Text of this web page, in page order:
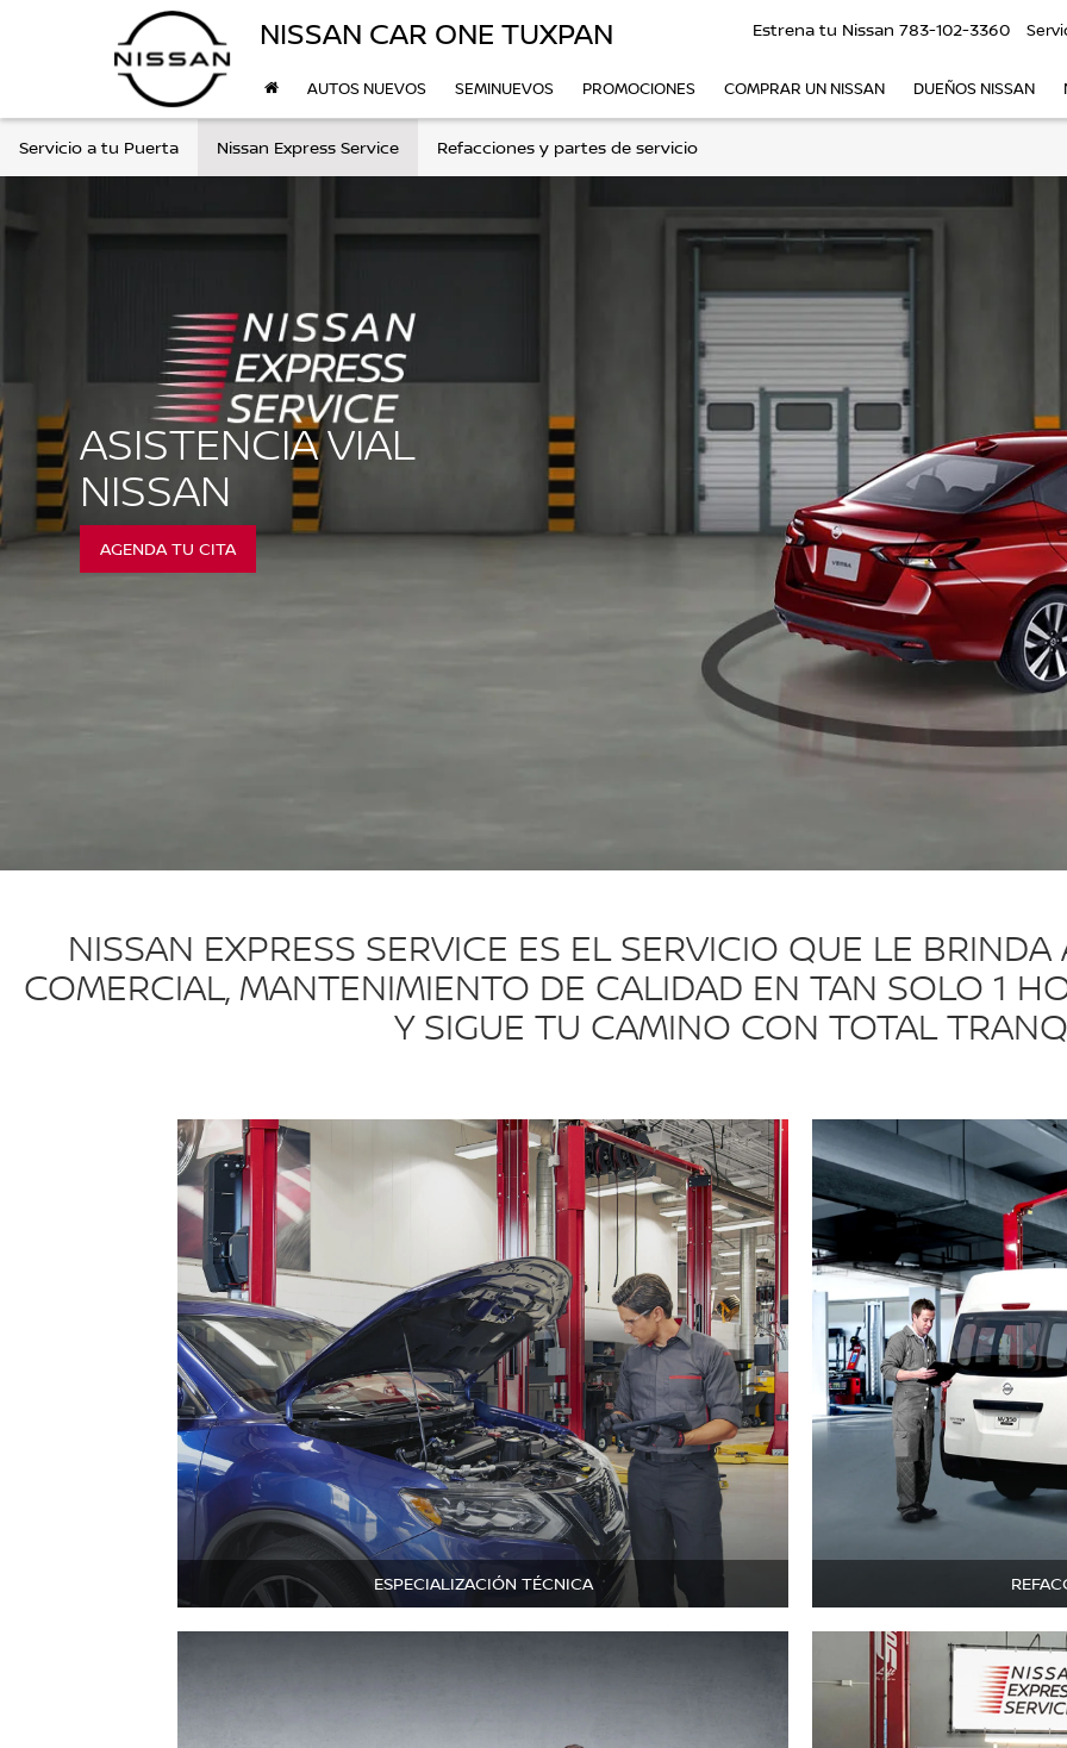
NISSAN CAR ONE TUXPAN Estrena tu Nissan 783-102-3360
AUTOS NUEVOS SEMINUEVOS PROMOCIONES COMPRAR UN NISSAN DUEÑOS NISSAN
Servicio a tu Puerta Nissan Express Service Refacciones y partes de servicio
ASISTENCIA VIAL
NISSAN
AGENDA TU CITA
NISSAN EXPRESS SERVICE ES EL SERVICIO QUE LE
COMERCIAL, MANTENIMIENTO DE CALIDAD EN TAN SOLO 1
Y SIGUE TU CAMINO CON TOTAL
ESPECIALIZACIÓN TÉCNICA